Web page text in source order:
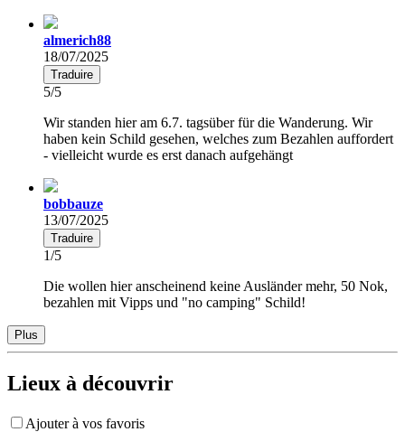
almerich88
18/07/2025
Traduire
5/5
Wir standen hier am 6.7. tagsüber für die Wanderung. Wir
haben kein Schild gesehen, welches zum Bezahlen auffordert
- vielleicht wurde es erst danach aufgehängt
bobbauze
13/07/2025
Traduire
1/5
Die wollen hier anscheinend keine Ausländer mehr, 50 Nok,
bezahlen mit Vipps und "no camping" Schild!
Plus
Lieux à découvrir
Ajouter à vos favoris